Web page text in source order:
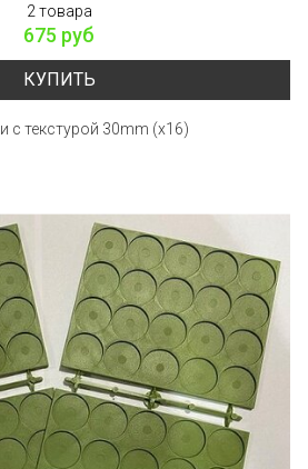
2 товара
675 руб
КУПИТЬ
с текстурой 30mm (x16)